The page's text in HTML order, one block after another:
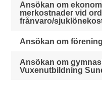
Ansökan om
merkostnader vid
frånvaro/
Ansökan om
Ansökan om
Vuxenutbildning